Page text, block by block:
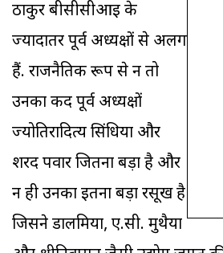
ठाकुर बीसीसीआइ के
ज्यादातर पूर्व अध्यक्षों से अलग
हैं. राजनैतिक रूप से न तो
उनका कद पूर्व अध्यक्षों
ज्योतिरादित्य सिंधिया और
शरद पवार जितना बड़ा है और
न ही उनका इतना बड़ा रसूख है
जिसने डालमिया, ए.सी. मुथैया